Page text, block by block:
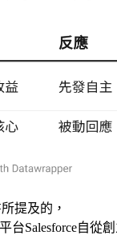
提及的，
Salesforce自從